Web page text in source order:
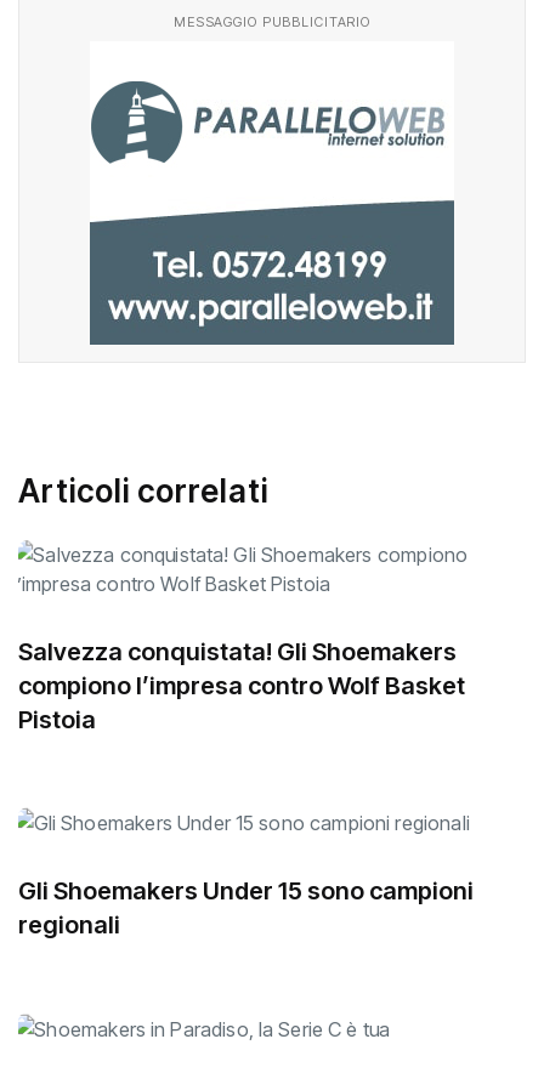
MESSAGGIO PUBBLICITARIO
Articoli correlati
Salvezza conquistata! Gli Shoemakers
compiono l’impresa contro Wolf Basket
Pistoia
Gli Shoemakers Under 15 sono campioni
regionali